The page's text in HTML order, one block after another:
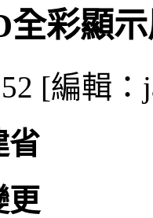
彩顯
[編輯：
省
更